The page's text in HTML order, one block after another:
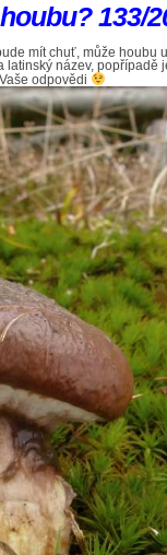
133/
mít chuť, může houbu
latinský název, popřípadě
odpovědi